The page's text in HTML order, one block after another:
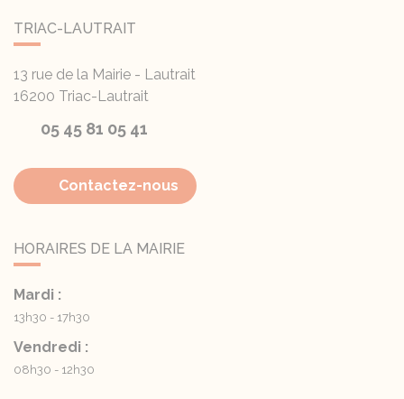
TRIAC-LAUTRAIT
13 rue de la Mairie - Lautrait
16200 Triac-Lautrait
05 45 81 05 41
Contactez-nous
HORAIRES DE LA MAIRIE
Mardi :
13h30 - 17h30
Vendredi :
08h30 - 12h30